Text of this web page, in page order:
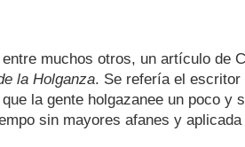
muchos otros, un artículo de
la Holganza. Se refería el
la gente holgazanee un poco y
sin mayores afanes y